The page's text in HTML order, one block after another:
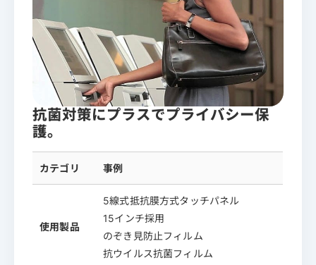
抗菌対策にプラスでプライバシー保
護。
カテゴリ 事例
使用製品
5線式抵抗膜方式タッチパネル
15インチ採用
のぞき見防止フィルム
抗ウイルス抗菌フィルム